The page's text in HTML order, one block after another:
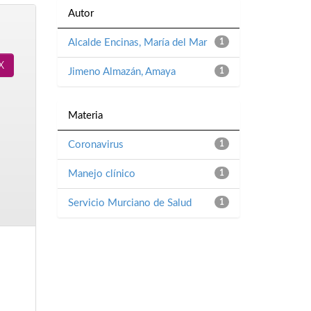
Autor
1
Alcalde Encinas, María del Mar
1
Jimeno Almazán, Amaya
Materia
1
Coronavirus
1
Manejo clínico
1
Servicio Murciano de Salud